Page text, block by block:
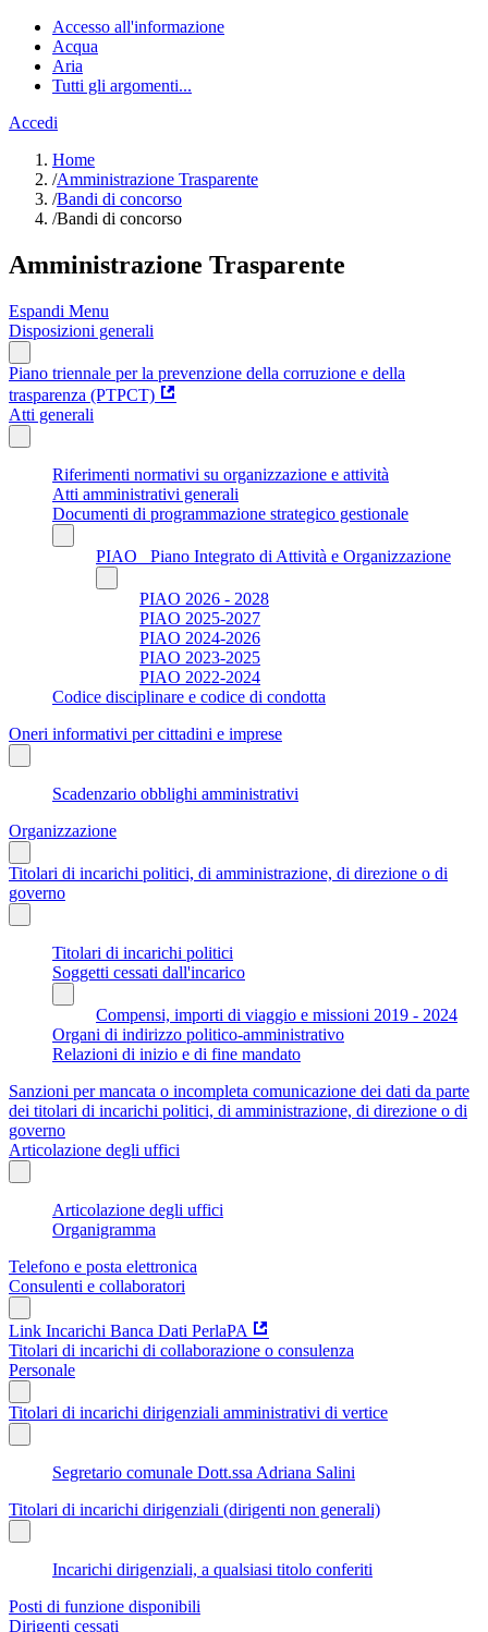
Accesso all'informazione
Acqua
Aria
Tutti gli argomenti...
Accedi
Home
/Amministrazione Trasparente
/Bandi di concorso
/Bandi di concorso
Amministrazione Trasparente
Espandi Menu
Disposizioni generali
Piano triennale per la prevenzione della corruzione e della
trasparenza (PTPCT)
Atti generali
Riferimenti normativi su organizzazione e attività
Atti amministrativi generali
Documenti di programmazione strategico gestionale
PIAO_ Piano Integrato di Attività e Organizzazione
PIAO 2026 - 2028
PIAO 2025-2027
PIAO 2024-2026
PIAO 2023-2025
PIAO 2022-2024
Codice disciplinare e codice di condotta
Oneri informativi per cittadini e imprese
Scadenzario obblighi amministrativi
Organizzazione
Titolari di incarichi politici, di amministrazione, di direzione o di
governo
Titolari di incarichi politici
Soggetti cessati dall'incarico
Compensi, importi di viaggio e missioni 2019 - 2024
Organi di indirizzo politico-amministrativo
Relazioni di inizio e di fine mandato
Sanzioni per mancata o incompleta comunicazione dei dati da parte
dei titolari di incarichi politici, di amministrazione, di direzione o di
governo
Articolazione degli uffici
Articolazione degli uffici
Organigramma
Telefono e posta elettronica
Consulenti e collaboratori
Link Incarichi Banca Dati PerlaPA
Titolari di incarichi di collaborazione o consulenza
Personale
Titolari di incarichi dirigenziali amministrativi di vertice
Segretario comunale Dott.ssa Adriana Salini
Titolari di incarichi dirigenziali (dirigenti non generali)
Incarichi dirigenziali, a qualsiasi titolo conferiti
Posti di funzione disponibili
Dirigenti cessati